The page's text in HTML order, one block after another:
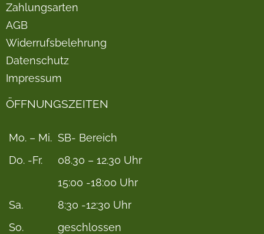
Zahlungsarten
AGB
Widerrufsbelehrung
Datenschutz
Impressum
ÖFFNUNGSZEITEN
Mo. – Mi. SB- Bereich
Do. -Fr.
08.30 – 12.30 Uhr
15:00 -18:00 Uhr
Sa.
8:30 -12:30 Uhr
So.
geschlossen